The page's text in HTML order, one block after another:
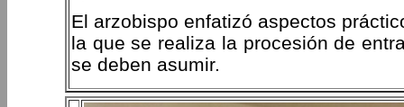
El arzobispo enfatizó aspectos
la que se realiza la procesión de
se deben asumir.